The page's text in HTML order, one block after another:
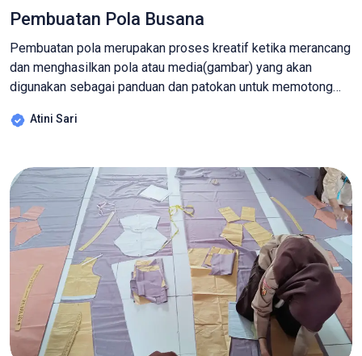
Pembuatan Pola Busana
Pembuatan pola merupakan proses kreatif ketika merancang
dan menghasilkan pola atau media(gambar) yang akan
digunakan sebagai panduan dan patokan untuk memotong
bentuk awal yang akan menciptakan busana yang sesuai
peran penting dalam bidang industri pakaian atau busana.
Pembuatan pola adalah proses […]
Atini Sari